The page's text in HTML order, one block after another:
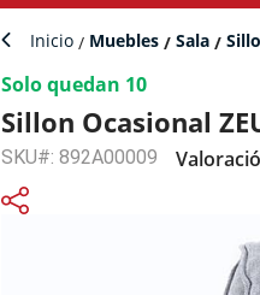
Inicio Muebles Sala
Solo quedan 10
Sillon Ocasional
SKU#: 892A00009